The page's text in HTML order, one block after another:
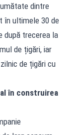
dintre
în ultimele 30 de
după trecerea la
de țigări, iar
de țigări cu
în construirea